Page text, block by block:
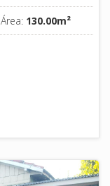
Área: 130.00m²